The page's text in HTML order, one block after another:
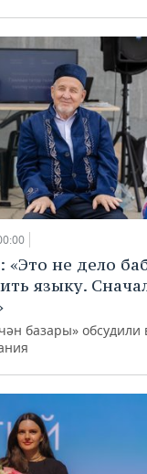
«Это не дело
языку.
базары» обсудили